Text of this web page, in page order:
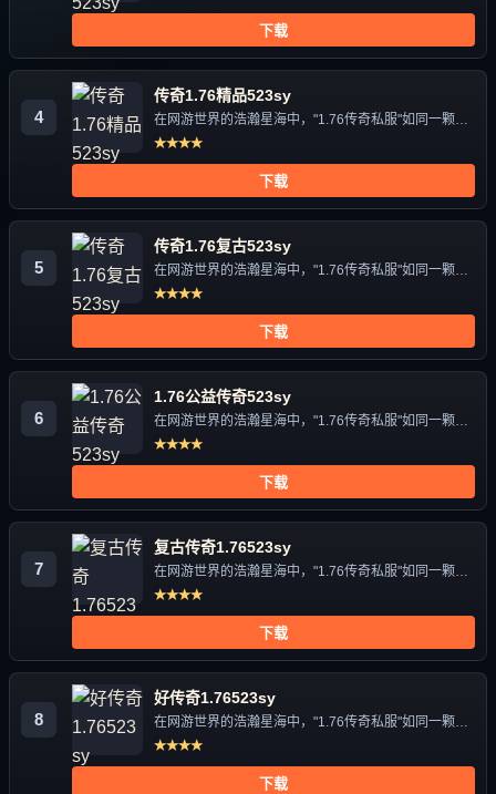
下载
4
传奇1.76精品523sy
在网游世界的浩瀚星海中，"1.76传奇私服"如同一颗独
特的星辰，...
★★★★
下载
5
传奇1.76复古523sy
在网游世界的浩瀚星海中，"1.76传奇私服"如同一颗独
特的星辰，...
★★★★
下载
6
1.76公益传奇523sy
在网游世界的浩瀚星海中，"1.76传奇私服"如同一颗独
特的星辰，...
★★★★
下载
7
复古传奇1.76523sy
在网游世界的浩瀚星海中，"1.76传奇私服"如同一颗独
特的星辰，...
★★★★
下载
8
好传奇1.76523sy
在网游世界的浩瀚星海中，"1.76传奇私服"如同一颗独
特的星辰，...
★★★★
下载